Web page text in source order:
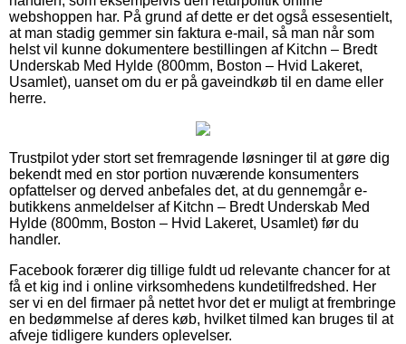
webshoppen har. På grund af dette er det også essesentielt,
at man stadig gemmer sin faktura e-mail, så man når som
helst vil kunne dokumentere bestillingen af Kitchn – Bredt
Underskab Med Hylde (800mm, Boston – Hvid Lakeret,
Usamlet), uanset om du er på gaveindkøb til en dame eller
herre.
Trustpilot yder stort set fremragende løsninger til at gøre dig
bekendt med en stor portion nuværende konsumenters
opfattelser og derved anbefales det, at du gennemgår e-
butikkens anmeldelser af Kitchn – Bredt Underskab Med
Hylde (800mm, Boston – Hvid Lakeret, Usamlet) før du
handler.
Facebook forærer dig tillige fuldt ud relevante chancer for at
få et kig ind i online virksomhedens kundetilfredshed. Her
ser vi en del firmaer på nettet hvor det er muligt at frembringe
en bedømmelse af deres køb, hvilket tilmed kan bruges til at
afveje tidligere kunders oplevelser.